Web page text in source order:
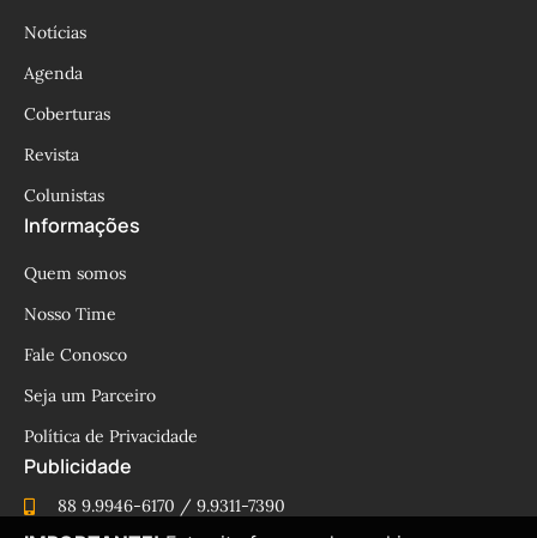
Notícias
Agenda
Coberturas
Revista
Colunistas
Informações
Quem somos
Nosso Time
Fale Conosco
Seja um Parceiro
Política de Privacidade
Publicidade
88 9.9946-6170 / 9.9311-7390